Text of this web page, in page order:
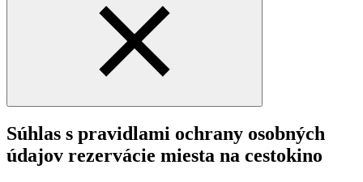
Súhlas s pravidlami ochrany osobných
údajov rezervácie miesta na cestokino